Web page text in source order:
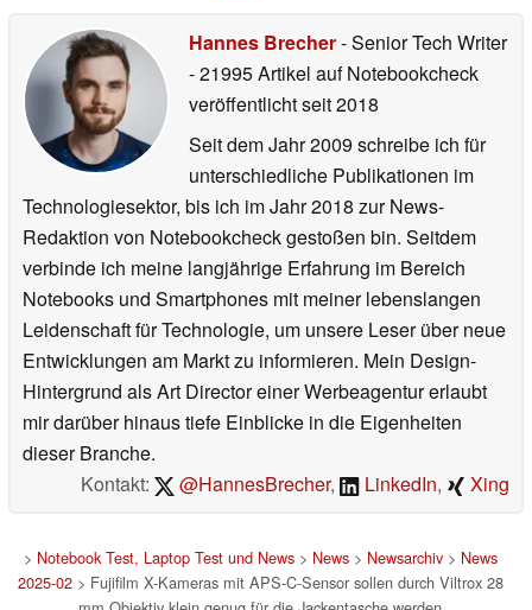
Hannes Brecher- Senior Tech Writer
- 21995 Artikel auf Notebookcheck
veröffentlichtseit 2018
Seit dem Jahr 2009 schreibe ich für
unterschiedliche Publikationen im
Technologiesektor, bis ich im Jahr 2018 zur News-
Redaktion von Notebookcheck gestoßen bin. Seitdem
verbinde ich meine langjährige Erfahrung im Bereich
Notebooks und Smartphones mit meiner lebenslangen
Leidenschaft für Technologie, um unsere Leser über neue
Entwicklungen am Markt zu informieren. Mein Design-
Hintergrund als Art Director einer Werbeagentur erlaubt
mir darüber hinaus tiefe Einblicke in die Eigenheiten
dieser Branche.
Kontakt:
@HannesBrecher, LinkedIn, Xing
> Notebook Test, Laptop Test und News> News> Newsarchiv> News
2025-02> Fujifilm X-Kameras mit APS-C-Sensor sollen durch Viltrox 28